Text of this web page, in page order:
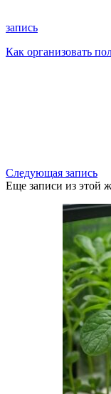
запись
Как организовать
Следующая запись
Еще записи из этой